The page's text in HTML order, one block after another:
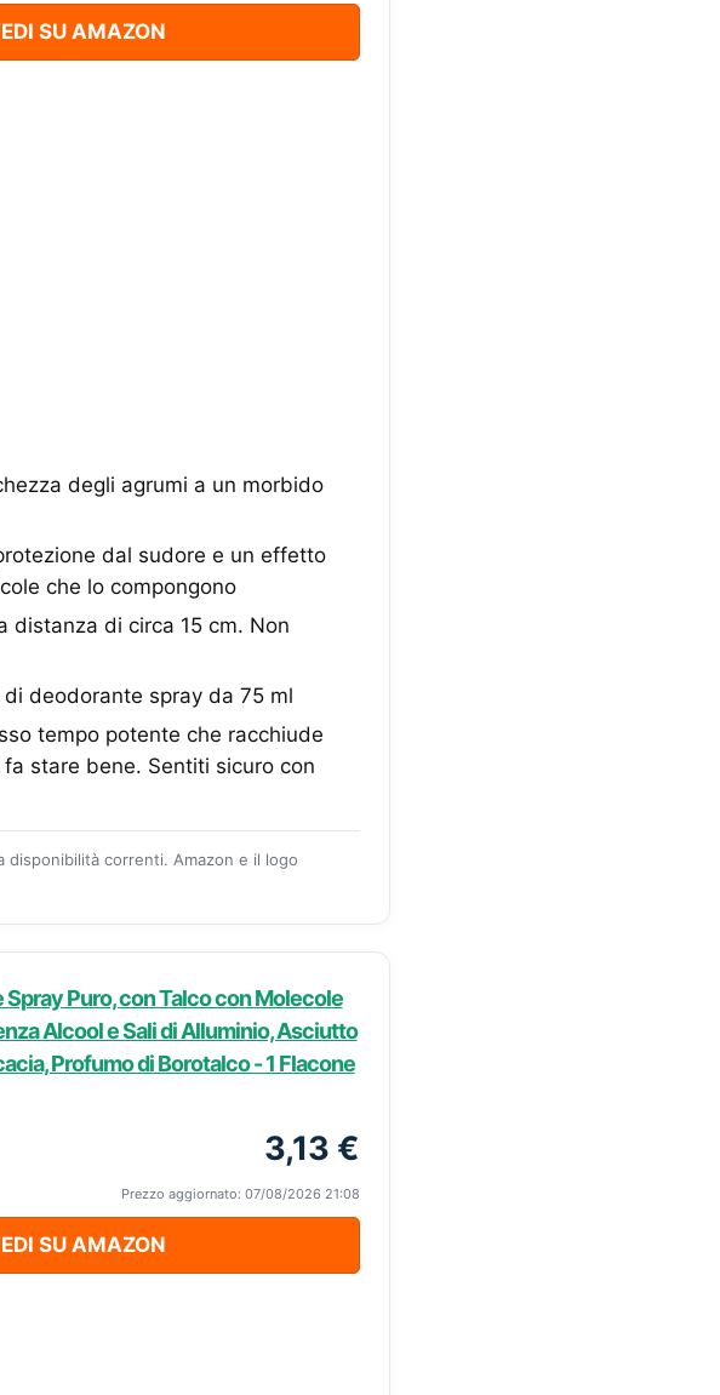
SU AMAZON
degli agrumi a un morbido
dal sudore e un effetto
che lo compongono
distanza di circa 15 cm. Non
di deodorante spray da 75 ml
tempo potente che racchiude
stare bene. Sentiti sicuro con
disponibilità correnti. Amazon e il logo
Puro, con Talco con Molecole
Alcool e Sali di Alluminio, Asciutto
Profumo di Borotalco - 1 Flacone
3,13 €
Prezzo aggiornato: 07/08/2026 21:08
SU AMAZON